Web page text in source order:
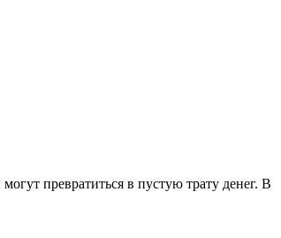
превратиться в пустую трату денег. В